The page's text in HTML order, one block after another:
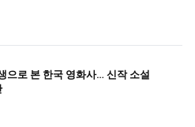
으로 본 한국 영화사… 신작 소설